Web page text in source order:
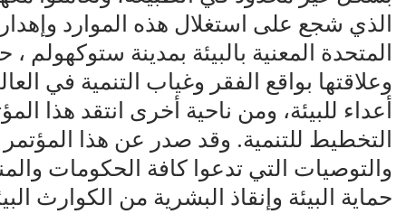
المتحدة المعنية بالبيئة بمدينة ستوكهولم
وعلاقتها بواقع الفقر وغياب التنمية في
أعداء للبيئة، ومن ناحية أخرى انتقد هذا
التخطيط للتنمية. وقد صدر عن هذا
والتوصيات التي تدعوا كافة الحكومات
حماية البيئة وإنقاذ البشرية من الكوارث